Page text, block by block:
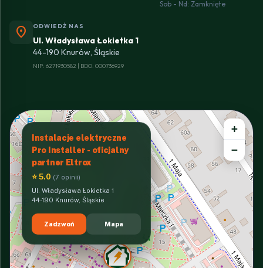
Sob - Nd: Zamknięte
location_on ODWIEDŹ NAS
Ul. Władysława Łokietka 1
44-190 Knurów, Śląskie
NIP: 6271930582 | BDO: 000736929
Instalacje elektryczne
Pro Installer - oficjalny
partner Eltrox
⭐ 5.0 (7 opinii)
Ul. Władysława Łokietka 1
44-190 Knurów, Śląskie
Zadzwoń Mapa
+
−